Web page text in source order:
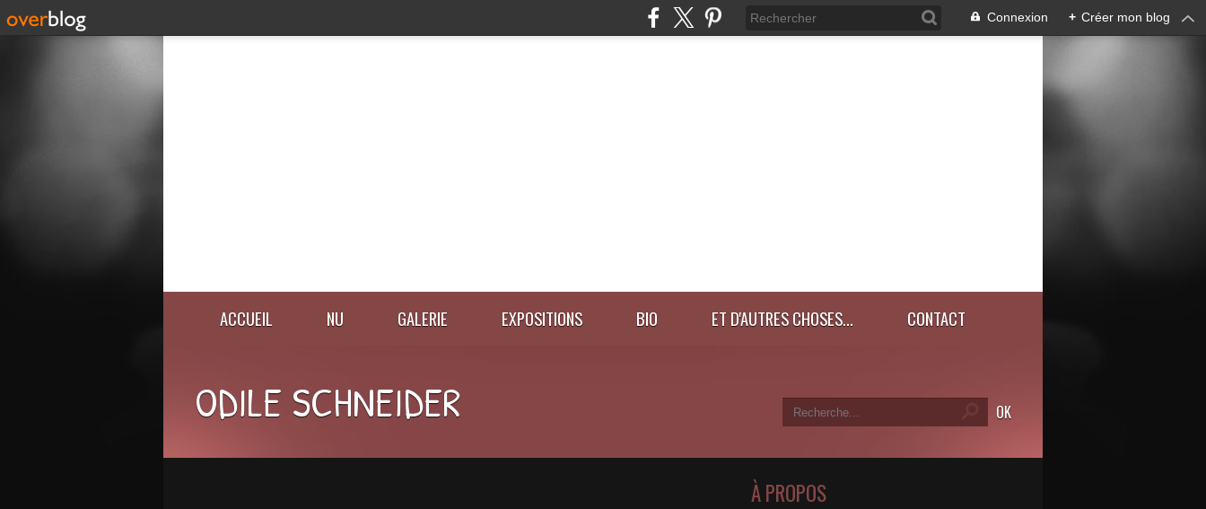
Connexion + Créer mon blog
ACCUEIL NU GALERIE EXPOSITIONS BIO ET D'AUTRES CHOSES... CONTACT
ODILE SCHNEIDER
À PROPOS